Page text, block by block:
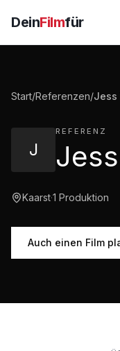
DeinFilmfür
Start/Referenzen/Jess
J
REFERENZ
Kaarst·1 Produktion
Auch einen Film